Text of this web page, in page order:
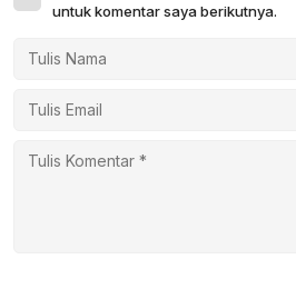
untuk komentar saya berikutnya.